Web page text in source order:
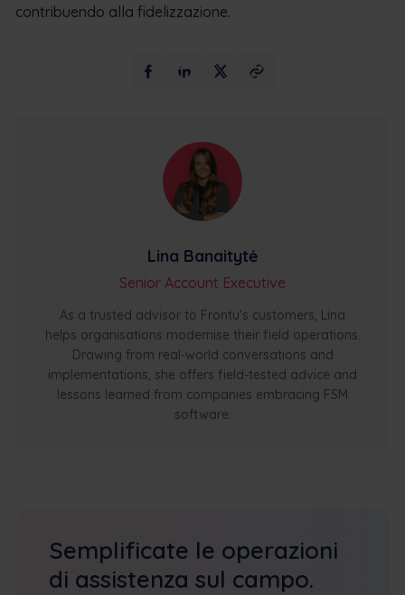
contribuendo alla fidelizzazione.
Lina Banaitytė
Senior Account Executive
As a trusted advisor to Frontu’s customers, Lina
helps organisations modernise their field operations.
Drawing from real-world conversations and
implementations, she offers field-tested advice and
lessons learned from companies embracing FSM
software.
Semplificate le operazioni
di assistenza sul campo.